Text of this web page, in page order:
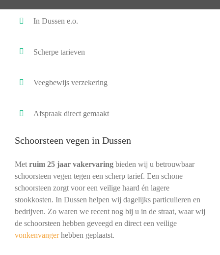
In Dussen e.o.
Scherpe tarieven
Veegbewijs verzekering
Afspraak direct gemaakt
Schoorsteen vegen in Dussen
Met ruim 25 jaar vakervaringbieden wij u betrouwbaar
schoorsteen vegen tegen een scherp tarief. Een schone
schoorsteen zorgt voor een veilige haard én lagere
stookkosten. In Dussen helpen wij dagelijks particulieren en
bedrijven. Zo waren we recent nog bij u in de straat, waar wij
de schoorsteen hebben geveegd en direct een veilige
vonkenvangerhebben geplaatst.